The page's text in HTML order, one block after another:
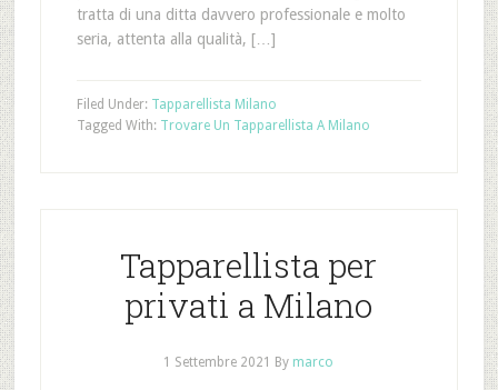
tratta di una ditta davvero professionale e molto
seria, attenta alla qualità, […]
Filed Under: Tapparellista Milano
Tagged With: Trovare Un Tapparellista A Milano
Tapparellista per
privati a Milano
1 Settembre 2021 By marco